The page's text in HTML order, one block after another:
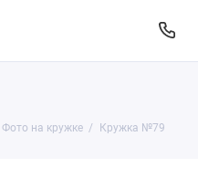
Фото на кружке Кружка №79